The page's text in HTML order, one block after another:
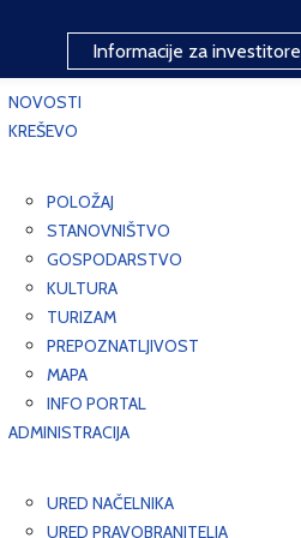
Informacije za investitore
NOVOSTI
KREŠEVO
POLOŽAJ
STANOVNIŠTVO
GOSPODARSTVO
KULTURA
TURIZAM
PREPOZNATLJIVOST
MAPA
INFO PORTAL
ADMINISTRACIJA
URED NAČELNIKA
URED PRAVOBRANITELJA